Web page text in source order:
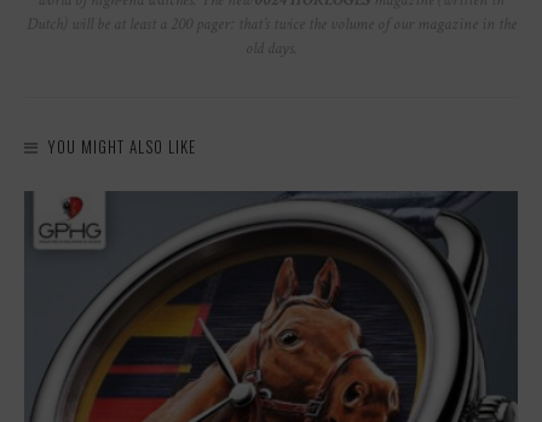
Dutch) will be at least a 200 pager: that’s twice the volume of our magazine in the
old days.
YOU MIGHT ALSO LIKE